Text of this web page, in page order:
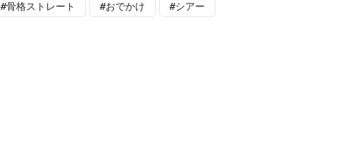
#骨格ストレート #おでかけ #シアー